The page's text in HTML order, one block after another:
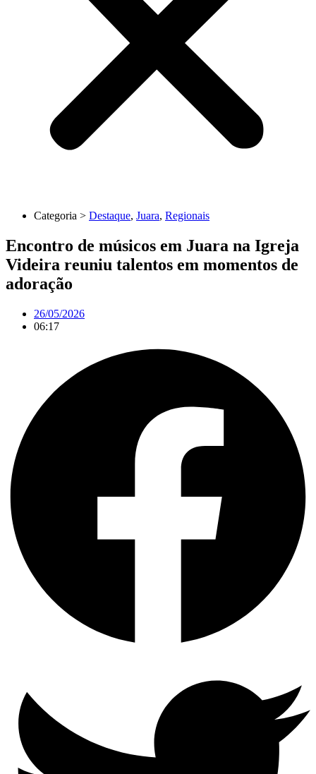
Categoria > Destaque, Juara, Regionais
Encontro de músicos em Juara na Igreja
Videira reuniu talentos em momentos de
adoração
26/05/2026
06:17